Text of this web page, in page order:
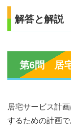
解答と解説
第6問 居
居宅サービス計
するための計画で